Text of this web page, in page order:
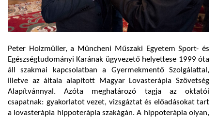
Peter Holzmüller, a Müncheni Műszaki Egyetem Sport- és
Egészségtudományi Karának ügyvezető helyettese 1999 óta
áll szakmai kapcsolatban a Gyermekmentő Szolgálattal,
illetve az általa alapított Magyar Lovasterápia Szövetség
Alapítvánnyal. Azóta meghatározó tagja az oktatói
csapatnak: gyakorlatot vezet, vizsgáztat és előadásokat tart
a lovasterápia hippoterápia szakágán. A hippoterápia olyan,